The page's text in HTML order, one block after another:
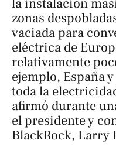
la instalación
zonas
vaciada para
eléctrica de
relativamente
ejemplo, España
toda la
afirmó durante
el presidente y
BlackRock, Larry